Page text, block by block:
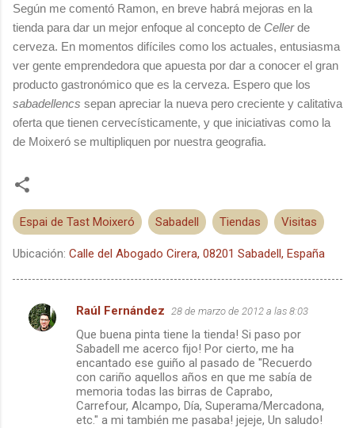
Según me comentó Ramon, en breve habrá mejoras en la
tienda para dar un mejor enfoque al concepto de Cellerde
cerveza. En momentos difíciles como los actuales, entusiasma
ver gente emprendedora que apuesta por dar a conocer el gran
producto gastronómico que es la cerveza. Espero que los
sabadellencs sepan apreciar la nueva pero creciente y calitativa
oferta que tienen cervecísticamente, y que iniciativas como la
de Moixeró se multipliquen por nuestra geografia.
Espai de Tast Moixeró Sabadell Tiendas Visitas
Ubicación: Calle del Abogado Cirera, 08201 Sabadell, España
C
Raúl Fernández 28 de marzo de 2012 a las 8:03
Que buena pinta tiene la tienda! Si paso por
Sabadell me acerco fijo! Por cierto, me ha
encantado ese guiño al pasado de "Recuerdo
con cariño aquellos años en que me sabía de
memoria todas las birras de Caprabo,
Carrefour, Alcampo, Día, Superama/Mercadona,
etc." a mi también me pasaba! jejeje, Un saludo!